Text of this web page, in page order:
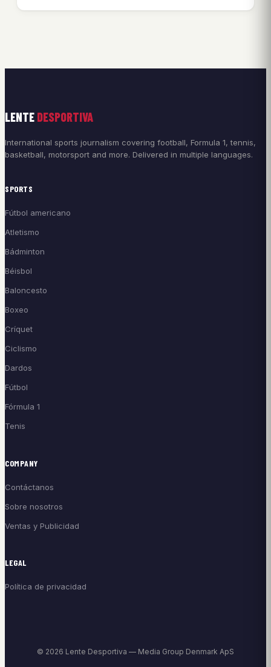
LENTE DESPORTIVA
International sports journalism covering football, Formula 1, tennis,
basketball, motorsport and more. Delivered in multiple languages.
SPORTS
Fútbol americano
Atletismo
Bádminton
Béisbol
Baloncesto
Boxeo
Críquet
Ciclismo
Dardos
Fútbol
Fórmula 1
Tenis
COMPANY
Contáctanos
Sobre nosotros
Ventas y Publicidad
LEGAL
Política de privacidad
© 2026 Lente Desportiva — Media Group Denmark ApS